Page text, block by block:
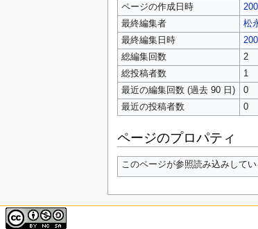
ページの作成日時
最終編集者
松
最終編集日時
総編集回数
2
総投稿者数
1
最近の編集回数 (過去 90 日)
0
最近の投稿者数
0
ページのプロパティ
このページが参照読み込みして